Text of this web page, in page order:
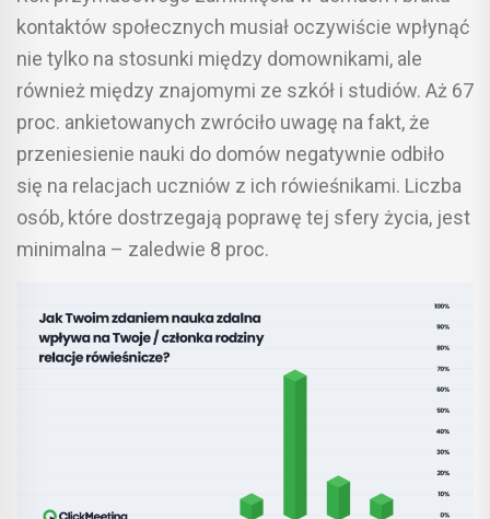
kontaktów społecznych musiał oczywiście wpłynąć
nie tylko na stosunki między domownikami, ale
również między znajomymi ze szkół i studiów. Aż 67
proc. ankietowanych zwróciło uwagę na fakt, że
przeniesienie nauki do domów negatywnie odbiło
się na relacjach uczniów z ich rówieśnikami. Liczba
osób, które dostrzegają poprawę tej sfery życia, jest
minimalna – zaledwie 8 proc.